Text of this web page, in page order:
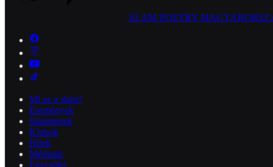
SLAM POETRY
Mi az a slam?
Események
Slammerek
Klubok
Hírek
Médiatár
Egyesület